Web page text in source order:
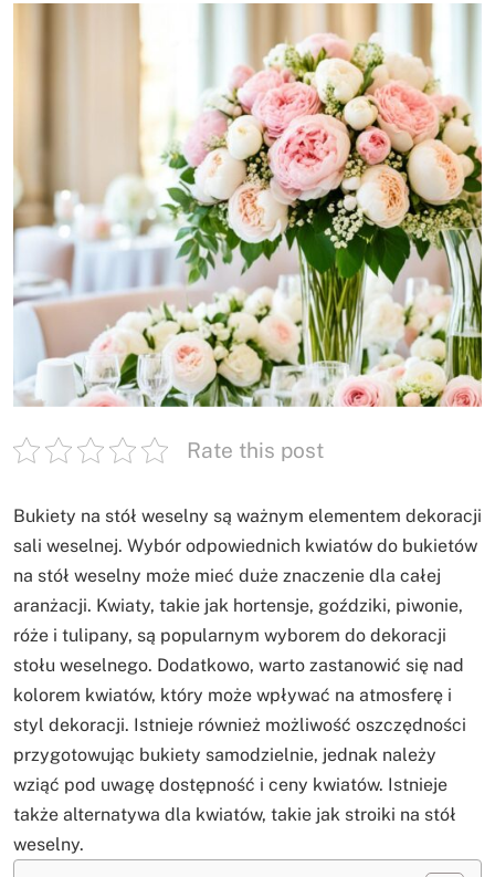
Rate this post
Bukiety na stół weselny są ważnym elementem dekoracji
sali weselnej. Wybór odpowiednich kwiatów do bukietów
na stół weselny może mieć duże znaczenie dla całej
aranżacji. Kwiaty, takie jak hortensje, goździki, piwonie,
róże i tulipany, są popularnym wyborem do dekoracji
stołu weselnego. Dodatkowo, warto zastanowić się nad
kolorem kwiatów, który może wpływać na atmosferę i
styl dekoracji. Istnieje również możliwość oszczędności
przygotowując bukiety samodzielnie, jednak należy
wziąć pod uwagę dostępność i ceny kwiatów. Istnieje
także alternatywa dla kwiatów, takie jak stroiki na stół
weselny.